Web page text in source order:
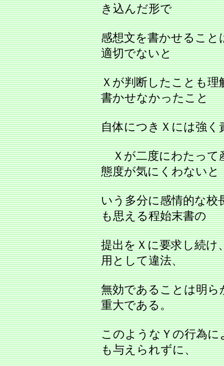
き込んだ形で
感想文を書かせること
適切でないと
Ｘが判断したことも理
書かせなかったこと
自体につきＸには強
Ｘが二度にわたって
態度が気にくわないと
いう多分に感情的な校
も思える程始末書の
提出をＸに要求し続け
用として違法、
無効であることは明
重大である。
このようなＹの行為に
も与えられずに、